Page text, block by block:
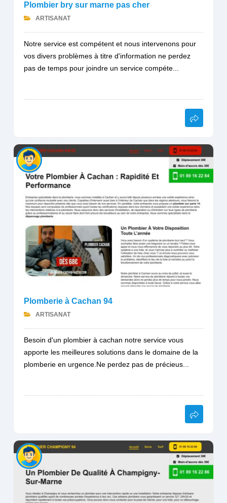
Plombier bry sur marne pas cher
ARTISANAT
Notre service est compétent et nous intervenons pour
vos divers problèmes à titre d'information ne perdez
pas de temps pour joindre un service compéte...
Plomberie à Cachan 94
ARTISANAT
Besoin d'un plombier à cachan notre service vous
apporte les meilleures solutions dans le domaine de la
plomberie en urgence.Ne perdez pas de précieus...